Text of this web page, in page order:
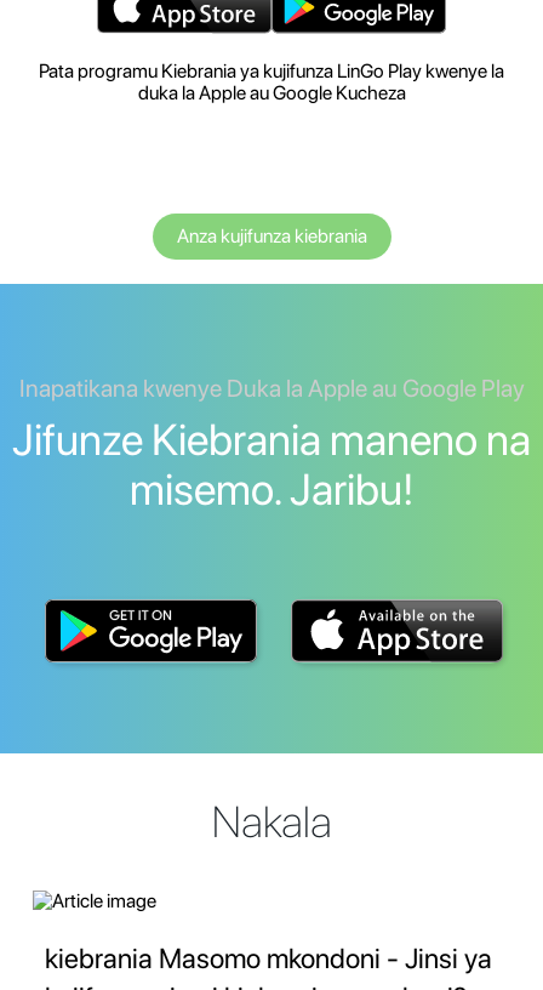
Pata programu Kiebrania ya kujifunza LinGo Play kwenye la
duka la Apple au Google Kucheza
Anza kujifunza kiebrania
Inapatikana kwenye Duka la Apple au Google Play
Jifunze Kiebrania maneno na
misemo. Jaribu!
Nakala
kiebrania Masomo mkondoni - Jinsi ya